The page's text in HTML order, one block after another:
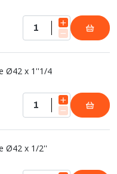
Ø42 x 1''1/4
Ø42 x 1/2''